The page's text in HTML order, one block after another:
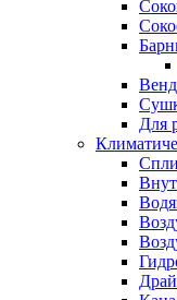
Для